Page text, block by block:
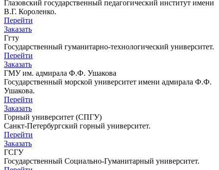
Глазовский государственный педагогический институт имени
В.Г. Короленко.
Перейти
Заказать
Ггту
Государственный гуманитарно-технологический университет.
Перейти
Заказать
ГМУ им. адмирала Ф.Ф. Ушакова
Государственный морской университет имени адмирала Ф.Ф.
Ушакова.
Перейти
Заказать
Горный университет (СПГУ)
Санкт-Петербургский горный университет.
Перейти
Заказать
ГСГУ
Государственный Социально-Гуманитарный университет.